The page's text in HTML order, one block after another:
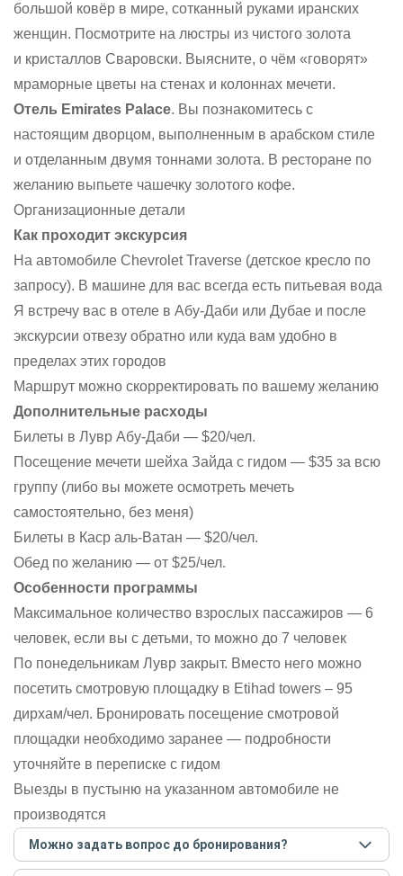
большой ковёр в мире, сотканный руками иранских
женщин. Посмотрите на люстры из чистого золота
и кристаллов Сваровски. Выясните, о чём «говорят»
мраморные цветы на стенах и колоннах мечети.
Отель Emirates Palace. Вы познакомитесь с
настоящим дворцом, выполненным в арабском стиле
и отделанным двумя тоннами золота. В ресторане по
желанию выпьете чашечку золотого кофе.
Организационные детали
Как проходит экскурсия
На автомобиле Chevrolet Traverse (детское кресло по
запросу). В машине для вас всегда есть питьевая вода
Я встречу вас в отеле в Абу-Даби или Дубае и после
экскурсии отвезу обратно или куда вам удобно в
пределах этих городов
Маршрут можно скорректировать по вашему желанию
Дополнительные расходы
Билеты в Лувр Абу-Даби — $20/чел.
Посещение мечети шейха Зайда с гидом — $35 за всю
группу (либо вы можете осмотреть мечеть
самостоятельно, без меня)
Билеты в Каср аль-Ватан — $20/чел.
Обед по желанию — от $25/чел.
Особенности программы
Максимальное количество взрослых пассажиров — 6
человек, если вы с детьми, то можно до 7 человек
По понедельникам Лувр закрыт. Вместо него можно
посетить смотровую площадку в Etihad towers – 95
дирхам/чел. Бронировать посещение смотровой
площадки необходимо заранее — подробности
уточняйте в переписке с гидом
Выезды в пустыню на указанном автомобиле не
производятся
Можно задать вопрос до бронирования?
Достаточно перейти по ссылке «Задать вопрос» и